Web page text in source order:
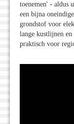
toenemen' - aldus
een bijna
grondstof voor
lange kustlijnen
praktisch voor